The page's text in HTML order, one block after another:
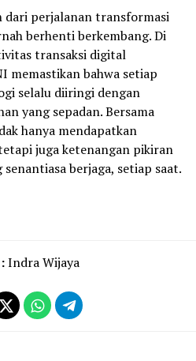
dari perjalanan transformasi
berhenti berkembang. Di
transaksi digital
memastikan bahwa setiap
selalu diiringi dengan
yang sepadan. Bersama
hanya mendapatkan
juga ketenangan pikiran
berjaga, setiap saat.
Indra Wijaya